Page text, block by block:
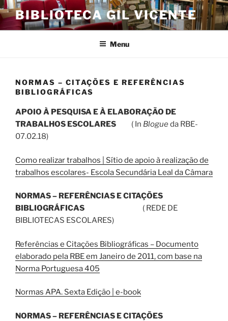
Saltar
para
o
BIBLIOTECA GIL VICENTE
Menu
NORMAS – CITAÇÕES E REFERÊNCIAS
BIBLIOGRÁFICAS
APOIO À PESQUISA E À ELABORAÇÃO DE
TRABALHOS ESCOLARES ( In Blogueda RBE-
07.02.18)
Como realizar trabalhos | Sítio de apoio à realização de
trabalhos escolares- Escola Secundária Leal da Câmara
NORMAS – REFERÊNCIAS E CITAÇÕES
BIBLIOGRÁFICAS ( REDE DE
BIBLIOTECAS ESCOLARES)
Referências e Citações Bibliográficas – Documento
elaborado pela RBE em Janeiro de 2011, com base na
Norma Portuguesa 405
Normas APA. Sexta Edição | e-book
NORMAS – REFERÊNCIAS E CITAÇÕES